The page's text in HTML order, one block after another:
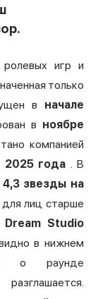
игр и
только
в начале
в ноябре
компанией
2025 года . В
4,3 звезды на
лиц старше
Dream Studio
в нижнем
о раунде